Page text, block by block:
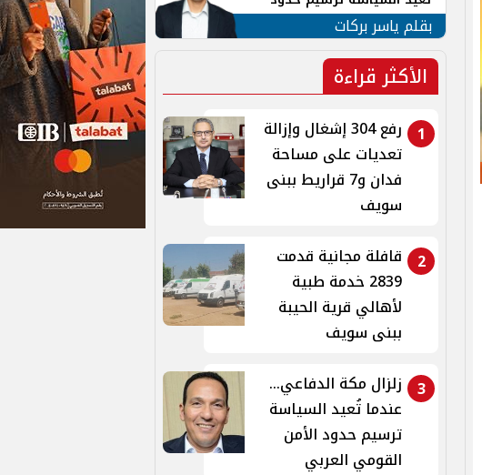
الأمن القومي العربي
بقلم ياسر بركات
الأكثر قراءة
1
رفع 304 إشغال وإزالة
تعديات على مساحة
فدان و7 قراريط ببنى
سويف
2
قافلة مجانية قدمت
2839 خدمة طبية
لأهالي قرية الحيبة
ببنى سويف
3 زلزال مكة الدفاعي...
عندما تُعيد السياسة
ترسيم حدود الأمن
القومي العربي